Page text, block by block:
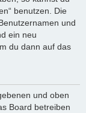
benutzen. Die
und
ein neu
du dann auf das
und oben
Board betreiben